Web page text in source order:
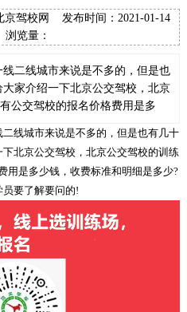
驾校网 发布时间：2021-01-14
览量：
二线城市来说是不多的，但是也
家介绍一下北京公交驾校，北京
公交驾校的报名价格费用是多
市来说是不多的，但是也有几十
北京公交驾校，北京公交驾校的训练
用是多少钱，收费标准和明细是多少?
要了解要问的!